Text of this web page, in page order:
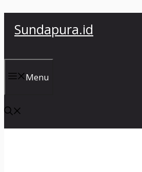
Sundapura.id
Menu